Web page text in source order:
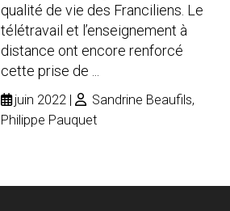
qualité de vie des Franciliens. Le
télétravail et l’enseignement à
distance ont encore renforcé
cette prise de ...
juin 2022
Sandrine Beaufils,
Philippe Pauquet